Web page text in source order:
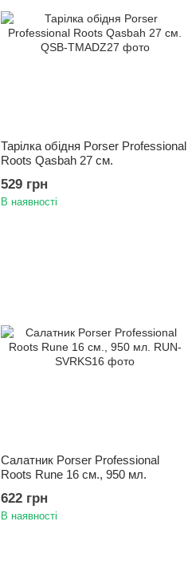
Тарілка обідня Porser Professional
Roots Qasbah 27 cм.
529 грн
В наявності
Салатник Porser Professional
Roots Rune 16 см., 950 мл.
622 грн
В наявності